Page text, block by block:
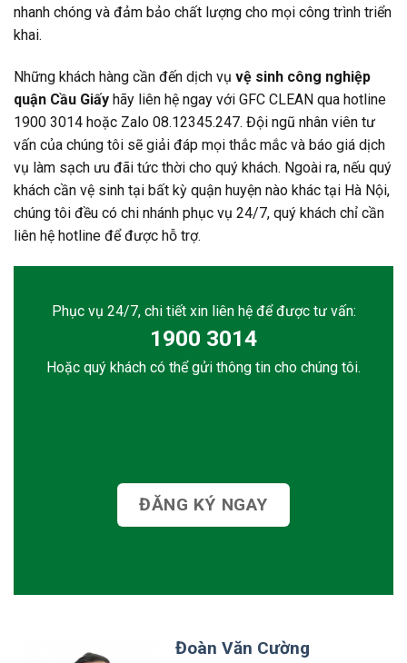
nhanh chóng và đảm bảo chất lượng cho mọi công trình triển
khai.
Những khách hàng cần đến dịch vụ vệ sinh công nghiệp
quận Cầu Giấy hãy liên hệ ngay với GFC CLEAN qua hotline
1900 3014 hoặc Zalo 08.12345.247. Đội ngũ nhân viên tư
vấn của chúng tôi sẽ giải đáp mọi thắc mắc và báo giá dịch
vụ làm sạch ưu đãi tức thời cho quý khách. Ngoài ra, nếu quý
khách cần vệ sinh tại bất kỳ quận huyện nào khác tại Hà Nội,
chúng tôi đều có chi nhánh phục vụ 24/7, quý khách chỉ cần
liên hệ hotline để được hỗ trợ.
Phục vụ 24/7, chi tiết xin liên hệ để được tư vấn:
1900 3014
Hoặc quý khách có thể gửi thông tin cho chúng tôi.
ĐĂNG KÝ NGAY
Đoàn Văn Cường